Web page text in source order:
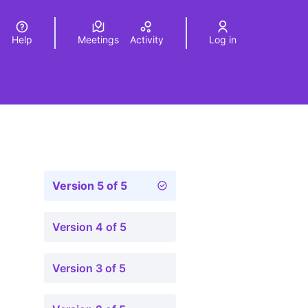
Elegir el idiomaChoose language
Help Meetings Activity Log in
Version 5 of 5
Version 4 of 5
Version 3 of 5